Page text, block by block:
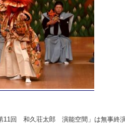
11回 和久荘太郎 演能空間」は無事終演